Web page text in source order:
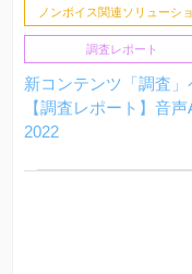
ノンボイス関連ソリューシ
調査レポート
新コンテンツ「調査」
【調査レポート】音
2022